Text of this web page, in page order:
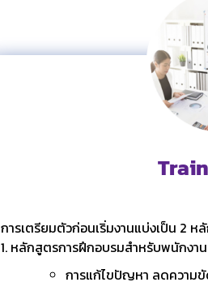
การเตรียมตัวก่อนเริ่มงานแบ่งเป็น 2 ห
1. หลักสูตรการฝึกอบรมสำหรับพนักงา
การแก้ไขปัญหา ลดความขั